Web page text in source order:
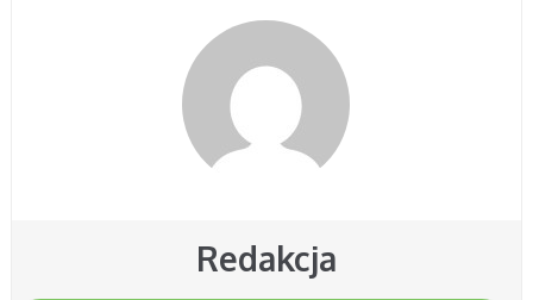
Redakcja